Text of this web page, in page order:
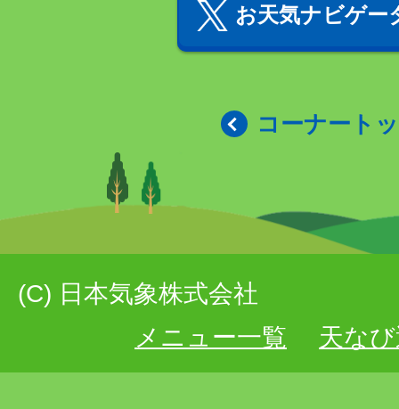
お天気ナビゲー
コーナート
(C) 日本気象株式会社
メニュー一覧
天な